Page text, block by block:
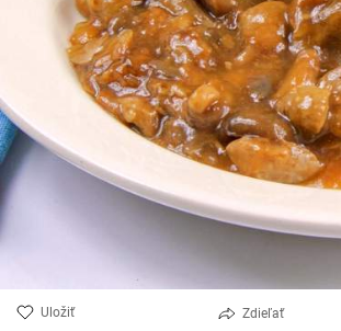
Uložiť Zdieľať